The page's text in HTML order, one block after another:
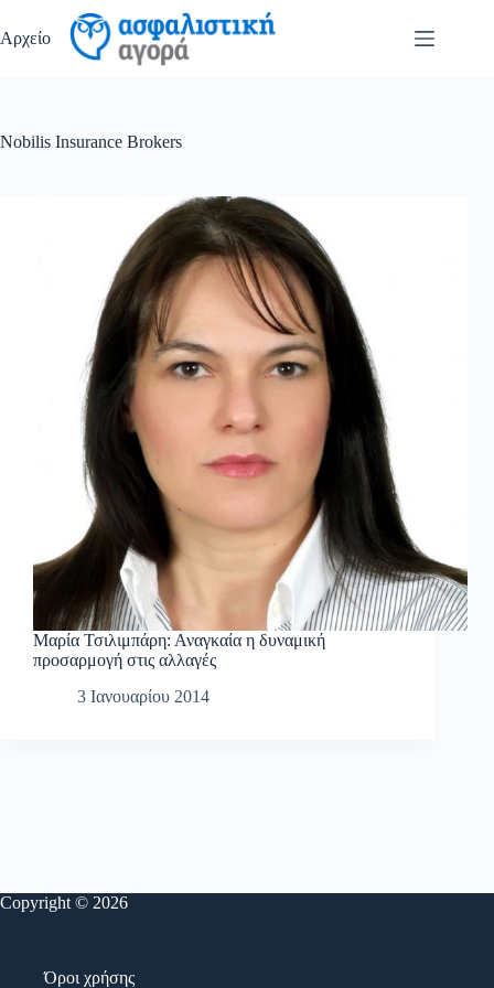
στο
περιεχόμενο
Αρχείο
Nobilis Insurance Brokers
Μαρία Τσιλιμπάρη: Αναγκαία η δυναμική
προσαρμογή στις αλλαγές
3 Ιανουαρίου 2014
Copyright © 2026
Όροι χρήσης